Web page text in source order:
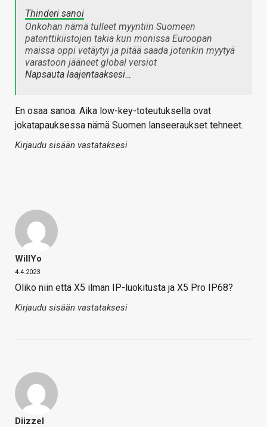
Thinderi sanoi
Onkohan nämä tulleet myyntiin Suomeen
patenttikiistojen takia kun monissa Euroopan
maissa oppi vetäytyi ja pitää saada jotenkin myytyä
varastoon jääneet global versiot
Napsauta laajentaaksesi…
En osaa sanoa. Aika low-key-toteutuksella ovat
jokatapauksessa nämä Suomen lanseeraukset tehneet.
Kirjaudu sisään vastataksesi
WillYo
4.4.2023
Oliko niin että X5 ilman IP-luokitusta ja X5 Pro IP68?
Kirjaudu sisään vastataksesi
Diizzel